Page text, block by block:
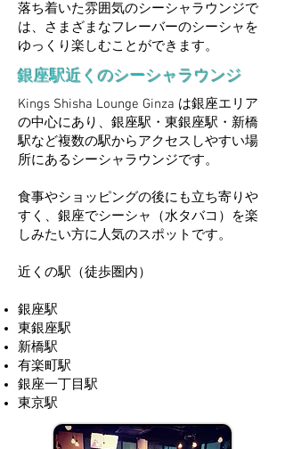
落ち着いた雰囲気のシーシャラウンジで
は、さまざまなフレーバーのシーシャを
ゆっくり楽しむことができます。
銀座駅近くのシーシャラウンジ
Kings Shisha Lounge Ginza は銀座エリア
の中心にあり、銀座駅・東銀座駅・新橋
駅など複数の駅からアクセスしやすい場
所にあるシーシャラウンジです。
食事やショッピングの後にも立ち寄りや
すく、銀座でシーシャ（水タバコ）を楽
しみたい方に人気のスポットです。
近くの駅（徒歩圏内）
銀座駅
東銀座駅
新橋駅
有楽町駅
銀座一丁目駅
東京駅